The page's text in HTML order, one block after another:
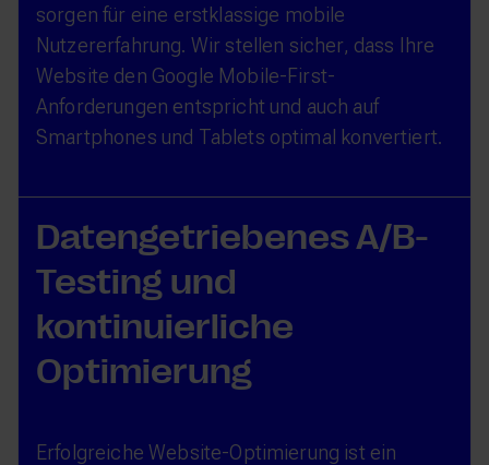
sorgen für eine erstklassige mobile
Nutzererfahrung. Wir stellen sicher, dass Ihre
Website den Google Mobile-First-
Anforderungen entspricht und auch auf
Smartphones und Tablets optimal konvertiert.
Datengetriebenes A/B-
Testing und
kontinuierliche
Optimierung
Erfolgreiche Website-Optimierung ist ein